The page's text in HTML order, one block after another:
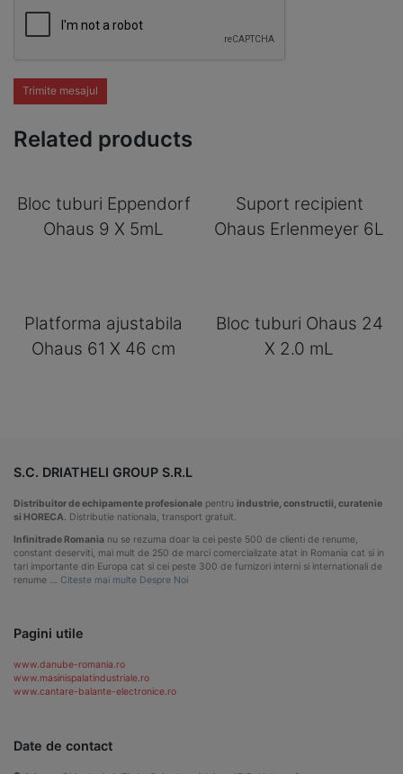
Trimite mesajul
Related products
Bloc tuburi Eppendorf
Ohaus 9 X 5mL
Suport recipient
Ohaus Erlenmeyer 6L
Platforma ajustabila
Ohaus 61 X 46 cm
Bloc tuburi Ohaus 24
X 2.0 mL
S.C. DRIATHELI GROUP S.R.L
Distribuitor de echipamente profesionale pentru industrie, constructii, curatenie
si HORECA . Distributie nationala, transport gratuit.
Infinitrade Romania nu se rezuma doar la cei peste 500 de clienti de renume,
constant deserviti, mai mult de 250 de marci comercializate atat in Romania cat si in
tari importante din Europa cat si cei peste 300 de furnizori interni si internationali de
renume … Citeste mai multe Despre Noi
Pagini utile
www.danube-romania.ro
www.masinispalatindustriale.ro
www.cantare-balante-electronice.ro
Date de contact